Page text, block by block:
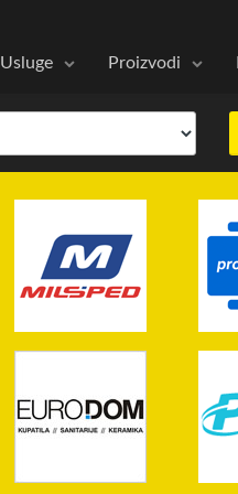
Usluge Proizvodi